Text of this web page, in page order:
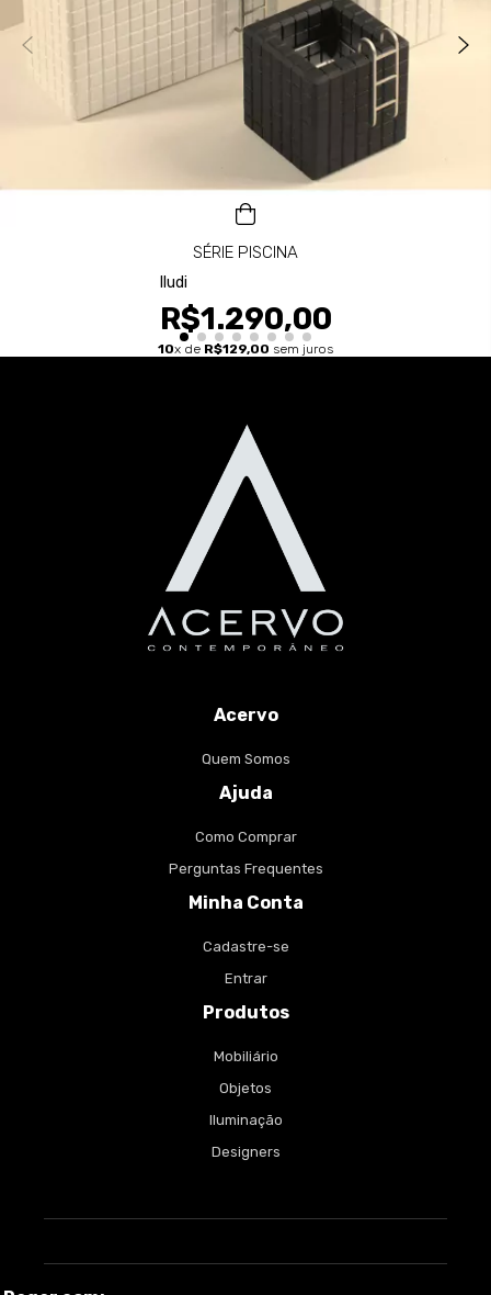
SÉRIE PISCINA
Iludi
R$1.290,00
10x de R$129,00 sem juros
Acervo
Quem Somos
Ajuda
Como Comprar
Perguntas Frequentes
Minha Conta
Cadastre-se
Entrar
Produtos
Mobiliário
Objetos
Iluminação
Designers